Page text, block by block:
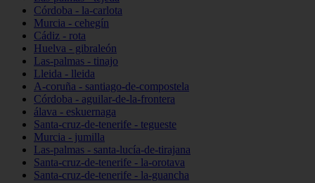
Córdoba - la-carlota
Murcia - cehegín
Cádiz - rota
Huelva - gibraleón
Las-palmas - tinajo
Lleida - lleida
A-coruña - santiago-de-compostela
Córdoba - aguilar-de-la-frontera
álava - eskuernaga
Santa-cruz-de-tenerife - tegueste
Murcia - jumilla
Las-palmas - santa-lucía-de-tirajana
Santa-cruz-de-tenerife - la-orotava
Santa-cruz-de-tenerife - la-guancha